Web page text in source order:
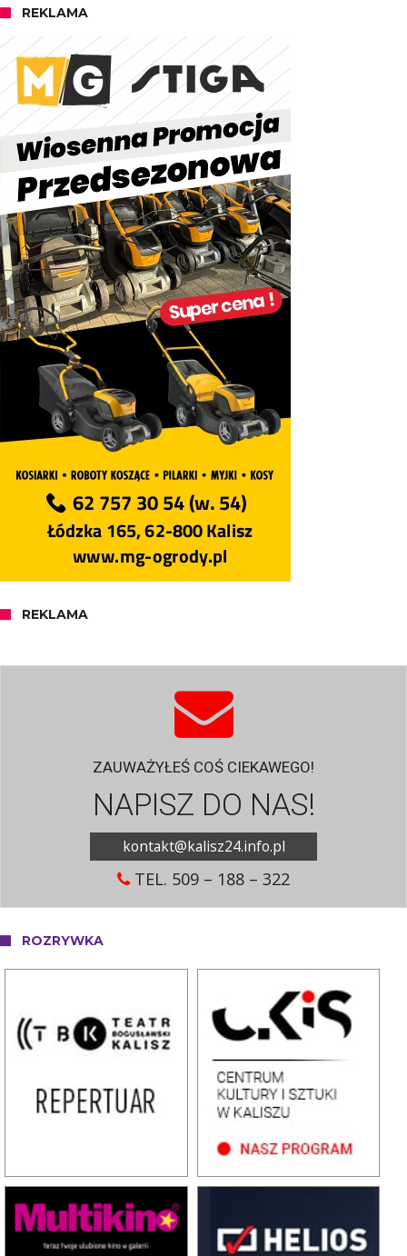
REKLAMA
REKLAMA
ZAUWAŻYŁEŚ COŚ CIEKAWEGO!
NAPISZ DO NAS!
kontakt@kalisz24.info.pl
TEL. 509 – 188 – 322
ROZRYWKA